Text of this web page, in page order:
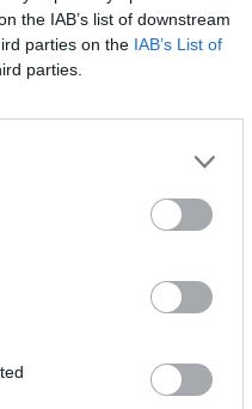
the IAB’s list of downstream
parties on the IAB’s List of
parties.
con